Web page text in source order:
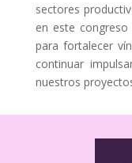
sectores
en este
para fortalecer
continuar
nuestros